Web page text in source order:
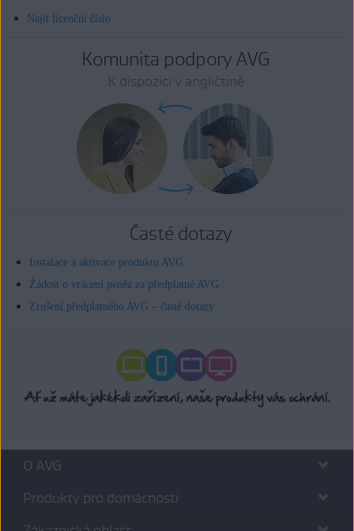
Najít licenční číslo
Komunita podpory AVG
K dispozici v angličtině
Časté dotazy
Instalace a aktivace produktu AVG
Žádost o vrácení peněz za předplatné AVG
Zrušení předplatného AVG – časté dotazy
O AVG
Produkty pro domácnosti